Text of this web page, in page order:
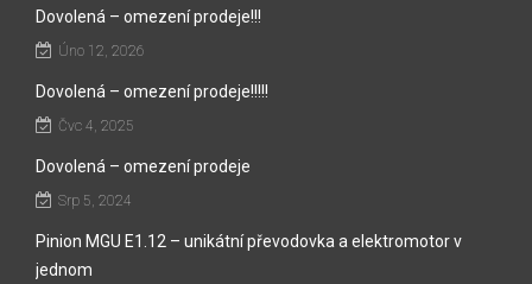
Dovolená – omezení prodeje!!!
Úno 12, 2026
Dovolená – omezení prodeje!!!!!
Čvc 4, 2025
Dovolená – omezení prodeje
Srp 5, 2024
Pinion MGU E1.12 – unikátní převodovka a elektromotor v
jednom